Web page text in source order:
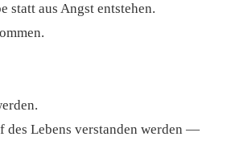
statt aus Angst entstehen.
des Lebens verstanden werden —